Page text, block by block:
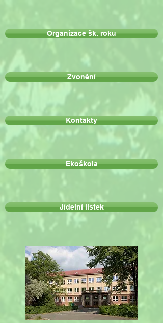
Organizace šk. roku
Zvonění
Kontakty
Ekoškola
Jídelní lístek